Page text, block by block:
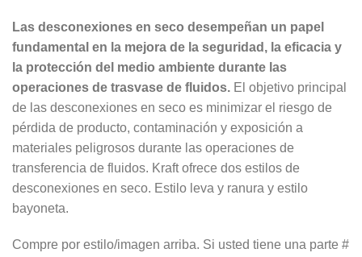
Las desconexiones en seco desempeñan un papel
fundamental en la mejora de la seguridad, la eficacia y
la protección del medio ambiente durante las
operaciones de trasvase de fluidos. El objetivo principal
de las desconexiones en seco es minimizar el riesgo de
pérdida de producto, contaminación y exposición a
materiales peligrosos durante las operaciones de
transferencia de fluidos. Kraft ofrece dos estilos de
desconexiones en seco. Estilo leva y ranura y estilo
bayoneta.
Compre por estilo/imagen arriba. Si usted tiene una parte #